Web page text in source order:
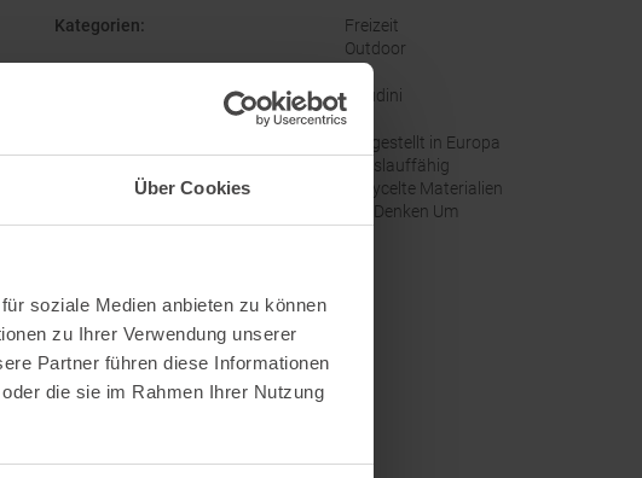
Über Cookies
soziale Medien anbieten zu können
zu Ihrer Verwendung unserer
Partner führen diese Informationen
die sie im Rahmen Ihrer Nutzung
Kategorien:
Freizeit
Outdoor
Houdini
Hergestellt in Europa
Kreislauffähig
Recycelte Materialien
Wir Denken Um